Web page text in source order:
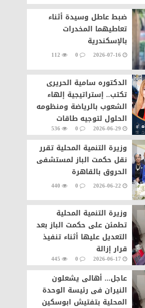
ضبط عاطل وسيدة أثناء
تعاطيهما المخدرات
بالإسكندرية
2026-07-16
0
112
الدكتوره سامية الحريرى
تكتب.. إستراتيجية إلهاء
الشعوب بالرياضة ومنظومه
الحلول لتوجيه طاقات
الشعوب نحو التطور والابداع
2026-06-29
0
536
وزيرة التنمية المحلية تقرر
نقل حكمت الباز لمستشفى
الحروق بالقاهرة
2026-06-22
0
440
وزيرة التنمية المحلية
تطمئن على حكمت الباز بعد
التعديل عليها أثناء تنفيذ
قرار إزالة
2026-06-17
0
445
عاجل... أهالى يشعلون
النيران فى رئيسة الوحدة
المحلية بتفتيش ابوسكين